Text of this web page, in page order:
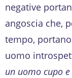
negative
angoscia che,
tempo,
uomo
un uomo cupo